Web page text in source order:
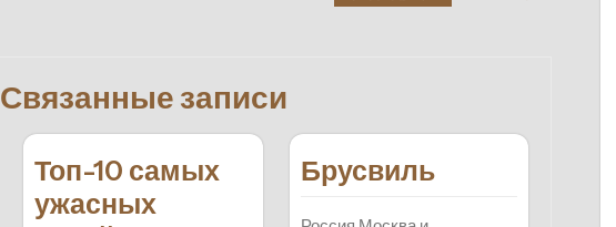
Связанные записи
Топ-10 самых
ужасных
Брусвиль